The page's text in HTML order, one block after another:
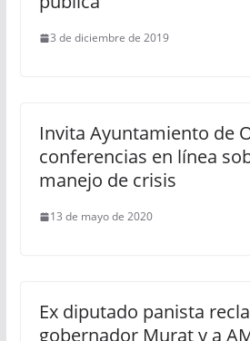
3 de diciembre de 2019
Invita Ayuntamiento de
conferencias en línea
manejo de crisis
13 de mayo de 2020
Ex diputado panista
gobernador Murat y a